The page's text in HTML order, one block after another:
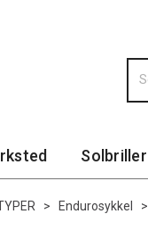
Solbriller
> Endurosykkel >